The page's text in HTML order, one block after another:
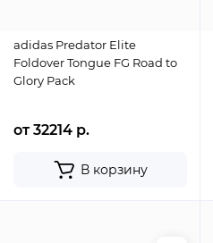
adidas Predator Elite
Foldover Tongue FG Road to
Glory Pack
от 32214 р.
В корзину